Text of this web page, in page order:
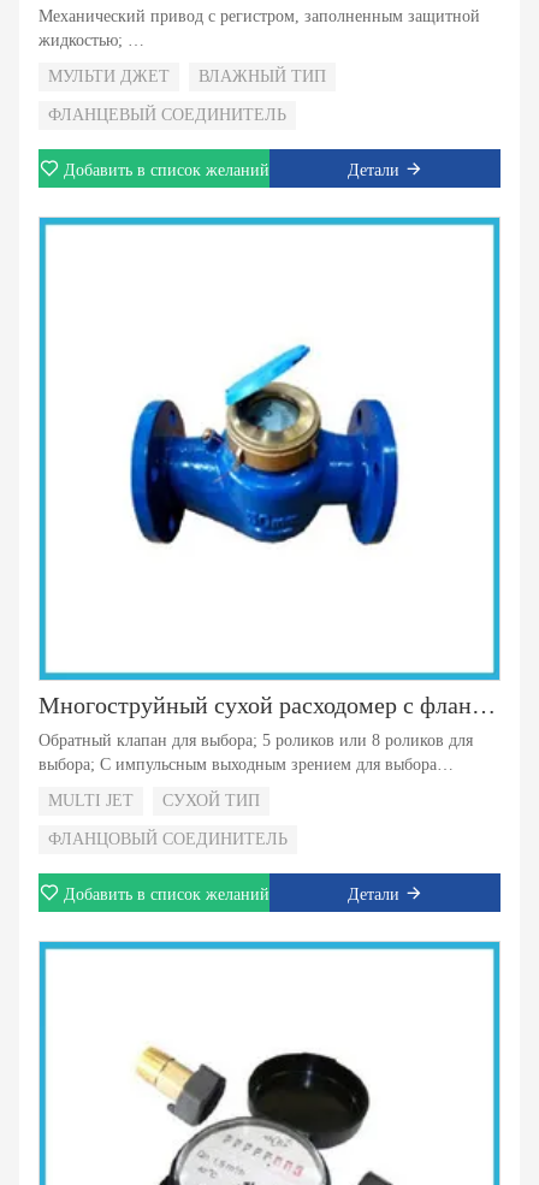
Механический привод с регистром, заполненным защитной
жидкостью;
МУЛЬТИ ДЖЕТ ВЛАЖНЫЙ ТИП
ФЛАНЦЕВЫЙ СОЕДИНИТЕЛЬ
Добавить в список желаний Детали
Многоструйный сухой расходомер с фланцевым соединением
Обратный клапан для выбора; 5 роликов или 8 роликов для
выбора; С импульсным выходным зрением для выбора
магнитного привода с супер сухим регистром типа
MULTI JET СУХОЙ ТИП
ФЛАНЦОВЫЙ СОЕДИНИТЕЛЬ
Добавить в список желаний Детали